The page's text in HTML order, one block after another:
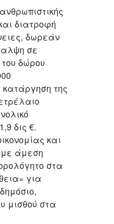
διατροφή
δωρεάν
σε
δώρου
κατάργηση της
δις €.
και
με άμεση
στα
για
μισθού στα